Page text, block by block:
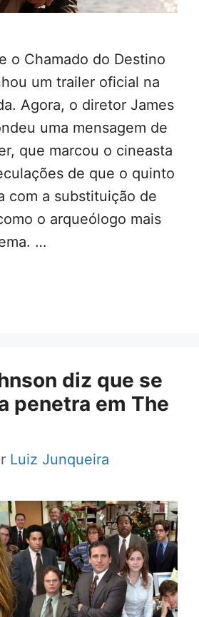
o Chamado do Destino
um trailer oficial na
Agora, o diretor James
uma mensagem de
que marcou o cineasta
de que o quinto
com a substituição de
o arqueólogo mais
…
diz que se
penetra em The
Luiz Junqueira